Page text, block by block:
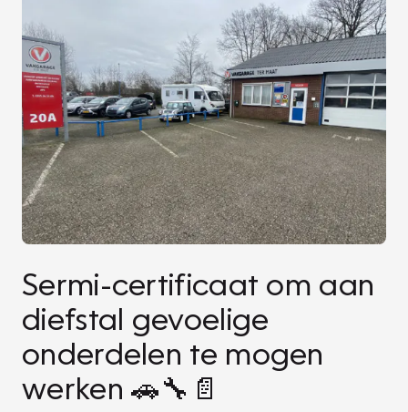
Sermi-certificaat om aan
diefstal gevoelige
onderdelen te mogen
werken 🚗🔧📄